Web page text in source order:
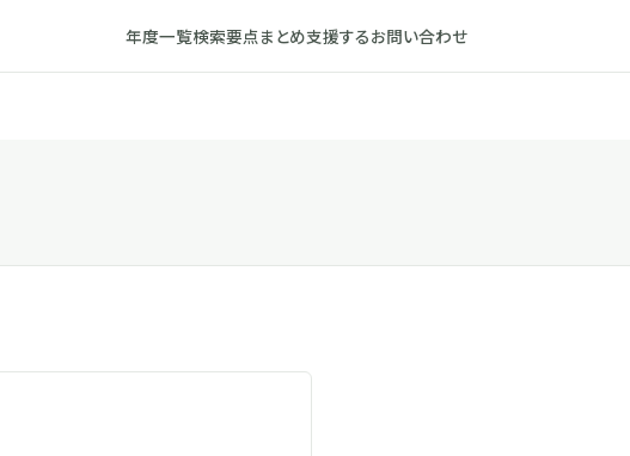
年度一覧検索要点まとめ支援するお問い合わせ